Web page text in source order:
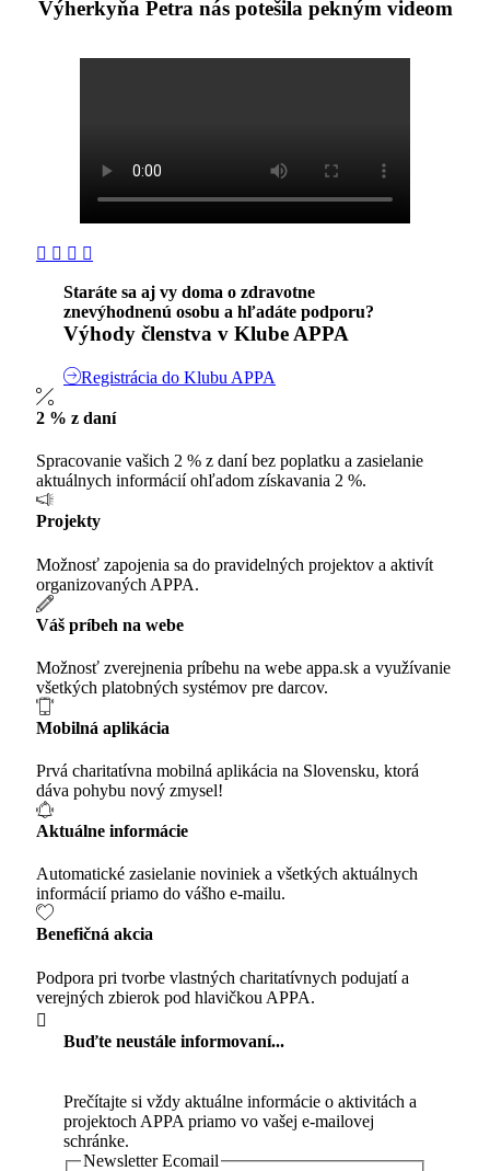
Výherkyňa Petra nás potešila pekným videom
Staráte sa aj vy doma o zdravotne
znevýhodnenú osobu a hľadáte podporu?
Výhody členstva v Klube APPA
Registrácia do Klubu APPA
2 % z daní
Spracovanie vašich 2 % z daní bez poplatku a zasielanie
aktuálnych informácií ohľadom získavania 2 %.
Projekty
Možnosť zapojenia sa do pravidelných projektov a aktivít
organizovaných APPA.
Váš príbeh na webe
Možnosť zverejnenia príbehu na webe appa.sk a využívanie
všetkých platobných systémov pre darcov.
Mobilná aplikácia
Prvá charitatívna mobilná aplikácia na Slovensku, ktorá
dáva pohybu nový zmysel!
Aktuálne informácie
Automatické zasielanie noviniek a všetkých aktuálnych
informácií priamo do vášho e-mailu.
Benefičná akcia
Podpora pri tvorbe vlastných charitatívnych podujatí a
verejných zbierok pod hlavičkou APPA.
Buďte neustále informovaní...
Prečítajte si vždy aktuálne informácie o aktivitách a
projektoch APPA priamo vo vašej e-mailovej
schránke.
Newsletter Ecomail